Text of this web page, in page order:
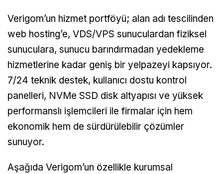
Verigom’un hizmet portföyü; alan adı tescilinden
web hosting’e, VDS/VPS sunuculardan fiziksel
sunuculara, sunucu barındırmadan yedekleme
hizmetlerine kadar geniş bir yelpazeyi kapsıyor.
7/24 teknik destek, kullanıcı dostu kontrol
panelleri, NVMe SSD disk altyapısı ve yüksek
performanslı işlemcileri ile firmalar için hem
ekonomik hem de sürdürülebilir çözümler
sunuyor.
Aşağıda Verigom’un özellikle kurumsal